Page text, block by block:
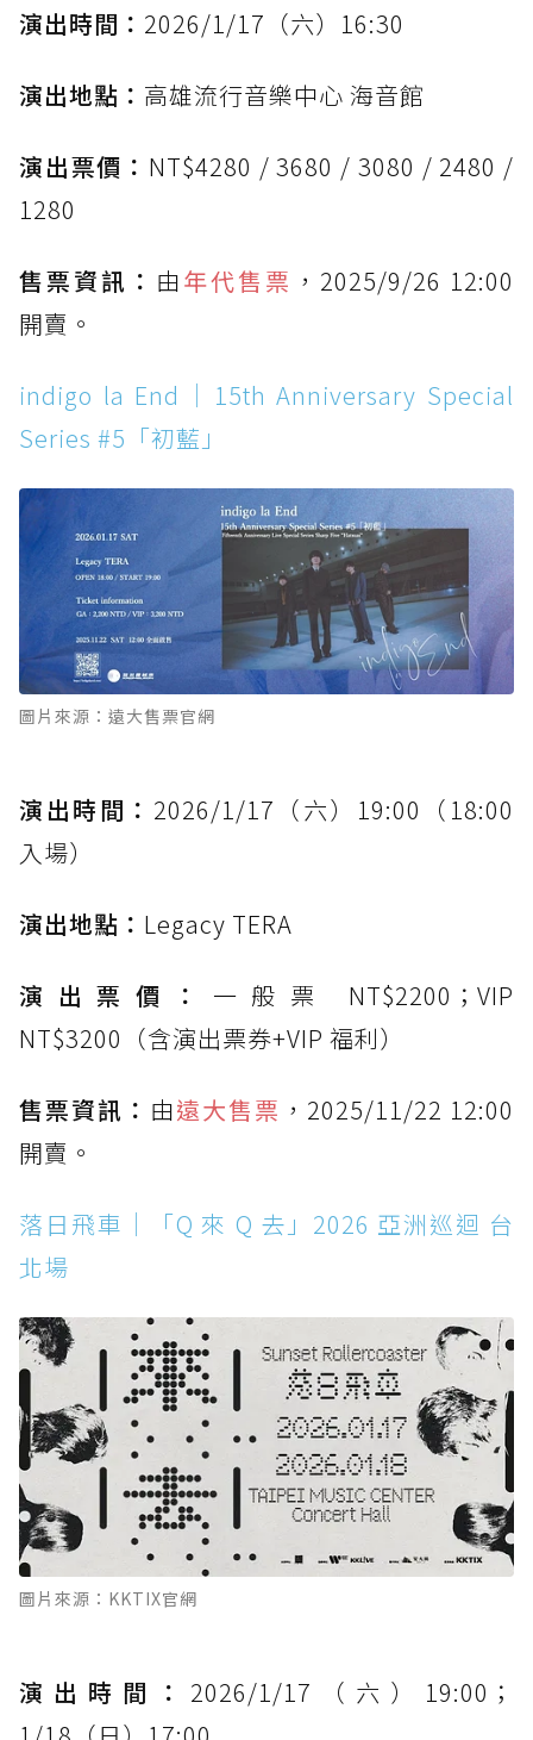
演出時間： 2026/1/17（六）16:30
演出地點： 高雄流行音樂中心 海音館
演出票價： NT$4280 / 3680 / 3080 / 2480 /
1280
售票資訊： 由年代售票 ，2025/9/26 12:00
開賣。
indigo la End｜15th Anniversary Special
Series #5「初藍」
圖片來源：遠大售票官網
演出時間： 2026/1/17（六）19:00（18:00
入場）
演出地點： Legacy TERA
演出票價： 一般票 NT$2200；VIP
NT$3200（含演出票券+VIP 福利）
售票資訊： 由遠大售票 ，2025/11/22 12:00
開賣。
落日飛車｜「Q 來 Q 去」2026 亞洲巡迴 台
北場
圖片來源：KKTIX官網
演出時間： 2026/1/17（六）19:00；